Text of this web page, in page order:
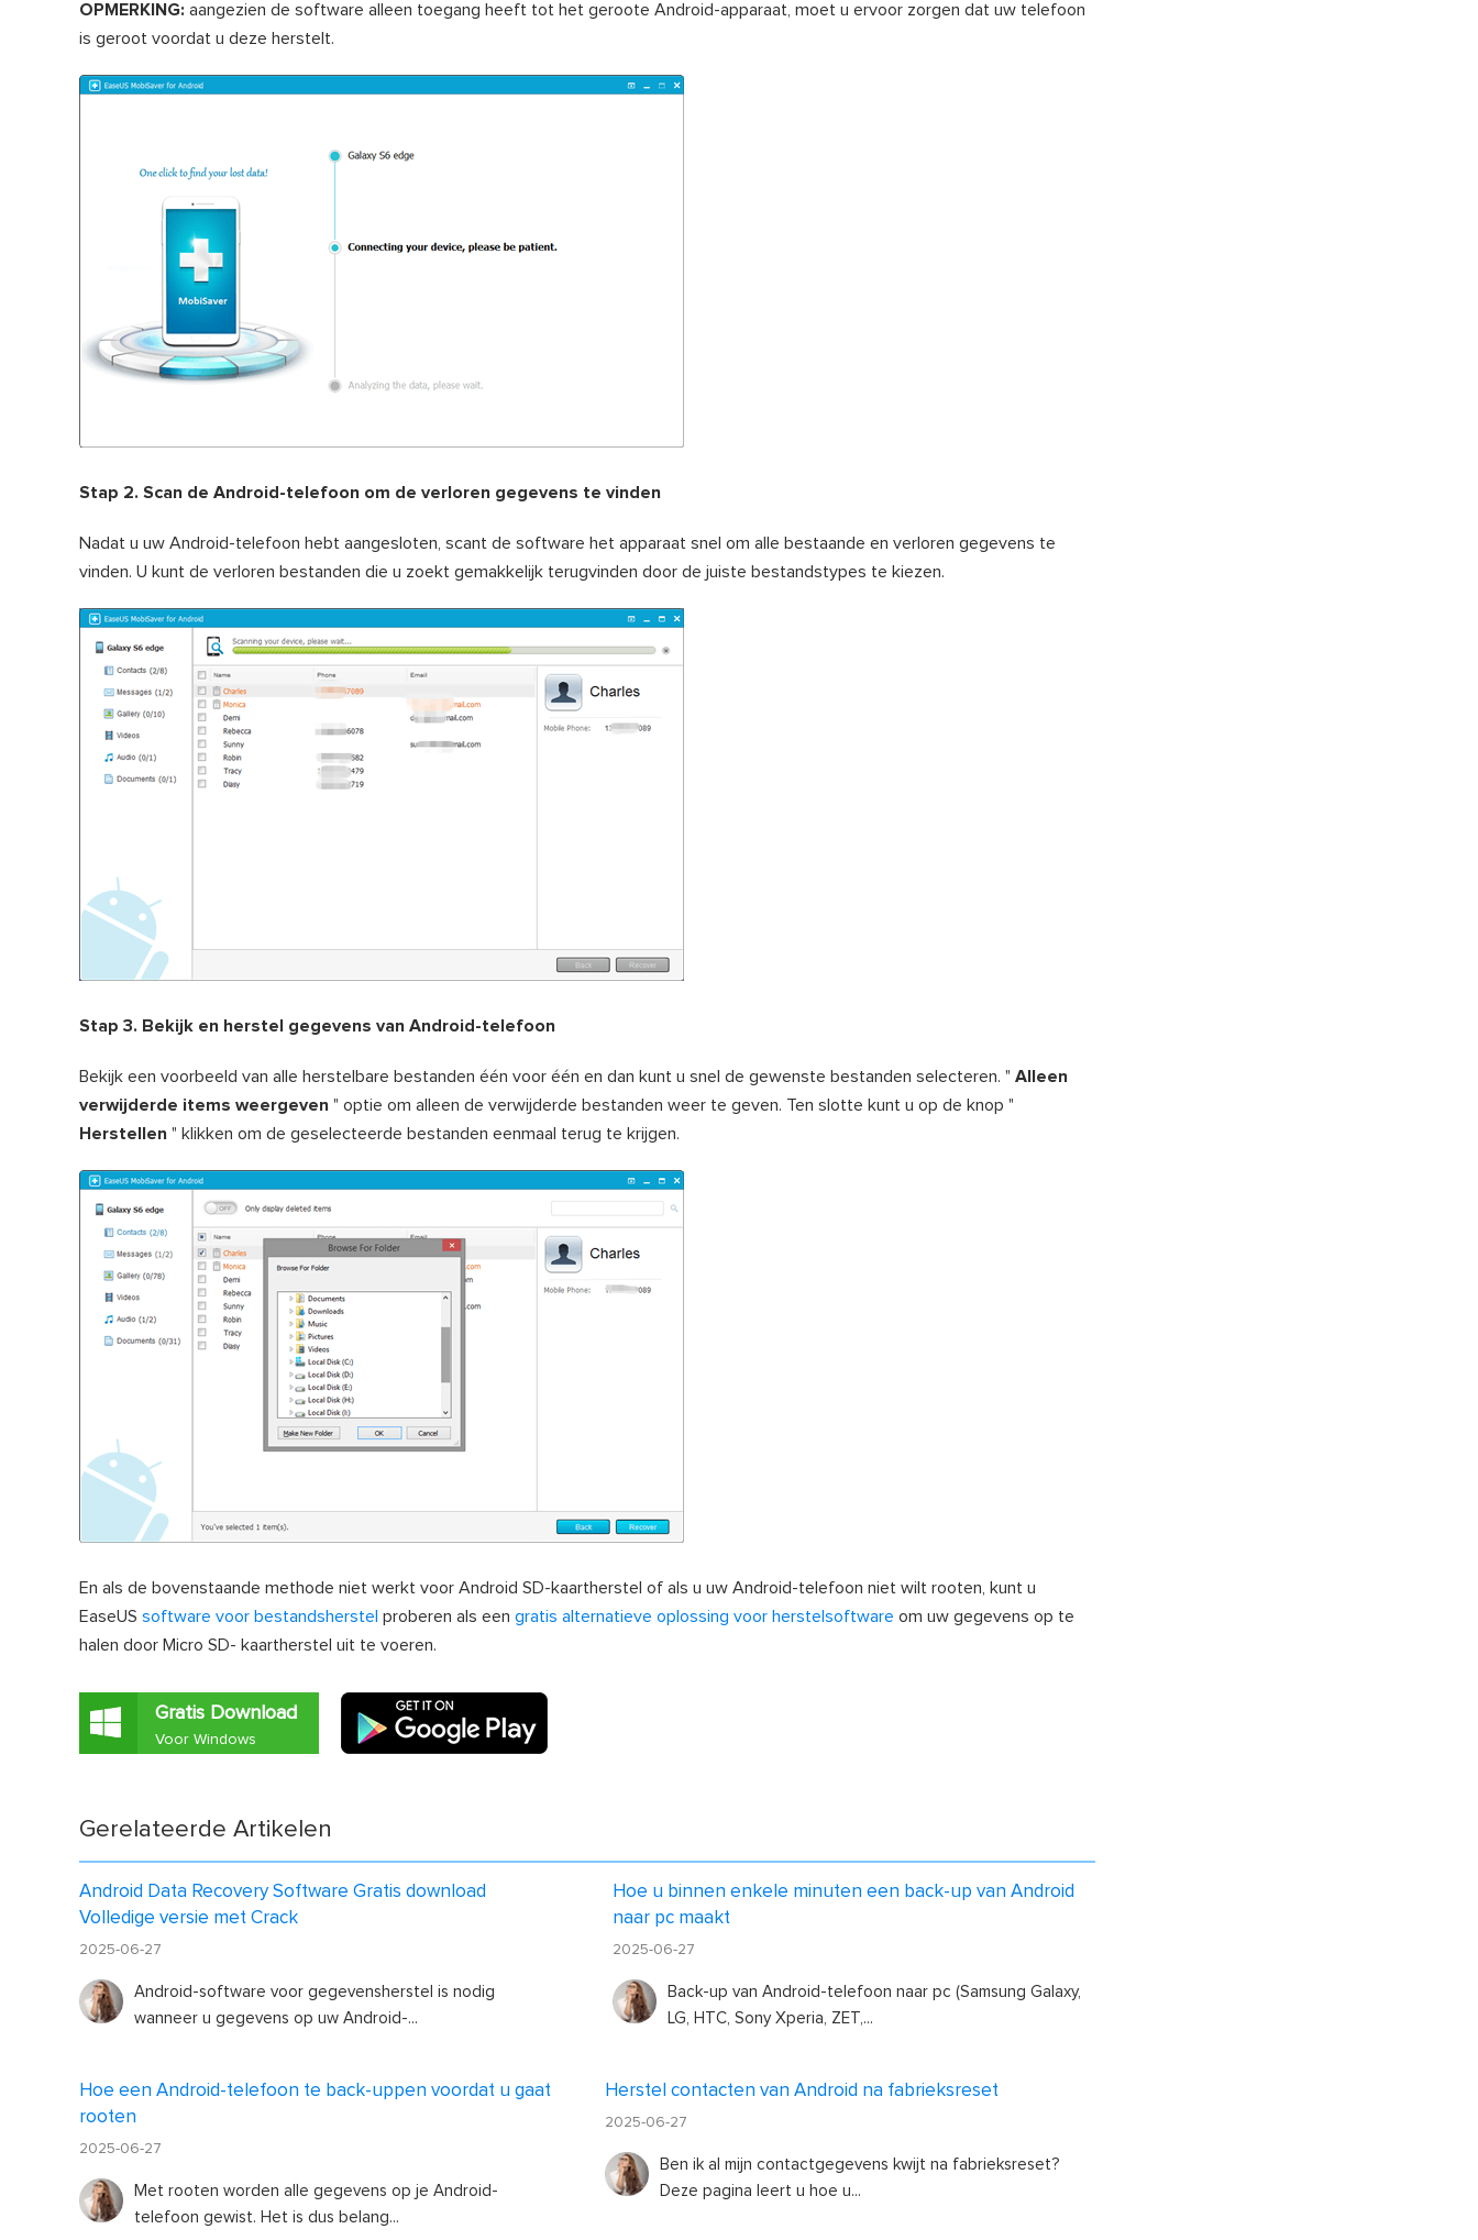
OPMERKING: aangezien de software alleen toegang heeft tot het geroote Android-apparaat, moet u ervoor zorgen dat uw telefoon
is geroot voordat u deze herstelt.
Stap 2. Scan de Android-telefoon om de verloren gegevens te vinden
Nadat u uw Android-telefoon hebt aangesloten, scant de software het apparaat snel om alle bestaande en verloren gegevens te
vinden. U kunt de verloren bestanden die u zoekt gemakkelijk terugvinden door de juiste bestandstypes te kiezen.
Stap 3. Bekijk en herstel gegevens van Android-telefoon
Bekijk een voorbeeld van alle herstelbare bestanden één voor één en dan kunt u snel de gewenste bestanden selecteren. " Alleen
verwijderde items weergeven " optie om alleen de verwijderde bestanden weer te geven. Ten slotte kunt u op de knop "
Herstellen " klikken om de geselecteerde bestanden eenmaal terug te krijgen.
En als de bovenstaande methode niet werkt voor Android SD-kaartherstel of als u uw Android-telefoon niet wilt rooten, kunt u
EaseUS software voor bestandsherstel proberen als een gratis alternatieve oplossing voor herstelsoftware om uw gegevens op te
halen door Micro SD- kaartherstel uit te voeren.
Gratis Download
Voor Windows
Gerelateerde Artikelen
Android Data Recovery Software Gratis download
Volledige versie met Crack
2025-06-27
Android-software voor gegevensherstel is nodig
wanneer u gegevens op uw Android-...
Hoe u binnen enkele minuten een back-up van Android
naar pc maakt
2025-06-27
Back-up van Android-telefoon naar pc (Samsung Galaxy,
LG, HTC, Sony Xperia, ZET,...
Hoe een Android-telefoon te back-uppen voordat u gaat
rooten
2025-06-27
Met rooten worden alle gegevens op je Android-
telefoon gewist. Het is dus belang...
Herstel contacten van Android na fabrieksreset
2025-06-27
Ben ik al mijn contactgegevens kwijt na fabrieksreset?
Deze pagina leert u hoe u...